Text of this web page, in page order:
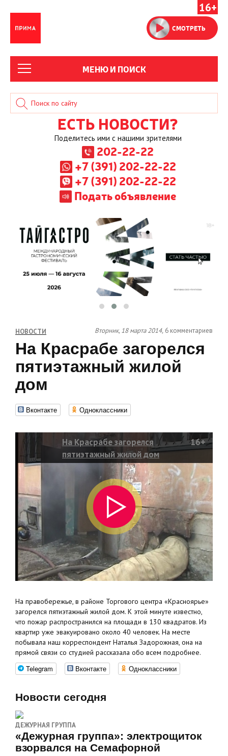
16+
СМОТРЕТЬ
МЕНЮ И ПОИСК
ЕСТЬ НОВОСТИ?
Поделитесь ими с нашими зрителями
202-22-22
+7 (391) 202-22-22
+7 (391) 202-22-22
Подать объявление
НОВОСТИ Вторник, 18 марта 2014, 6 комментариев
На Красрабе загорелся
пятиэтажный жилой
дом
Вконтакте Одноклассники
На Красрабе загорелся
пятиэтажный жилой дом
16+
На правобережье, в районе Торгового центра «Красноярье»
загорелся пятиэтажный жилой дом. К этой минуте известно,
что пожар распространился на площади в 130 квадратов. Из
квартир уже эвакуировано около 40 человек. На месте
побывала наш корреспондент Наталья Задорожная, она на
прямой связи со студией рассказала обо всем подробнее.
Telegram Вконтакте Одноклассники
Новости сегодня
ДЕЖУРНАЯ ГРУППА
«Дежурная группа»: электрощиток
взорвался на Семафорной